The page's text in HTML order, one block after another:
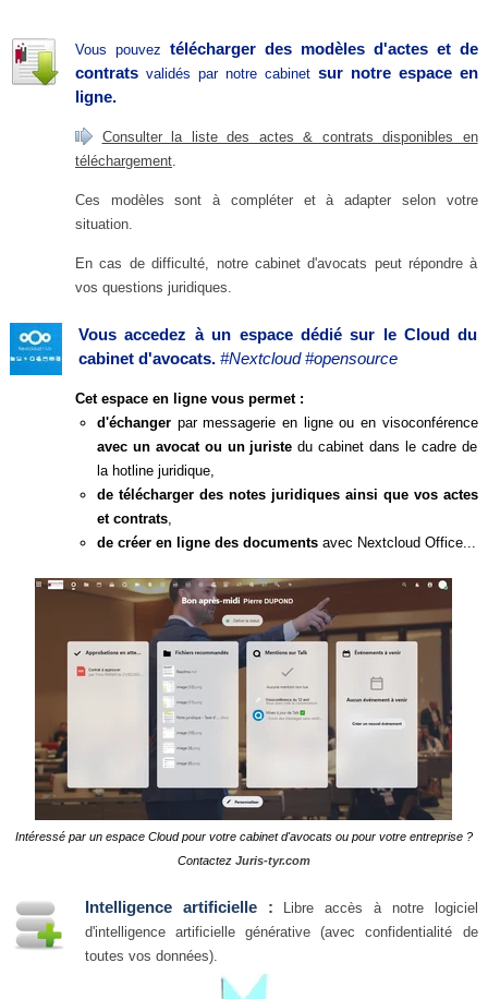
Vous pouvez télécharger des modèles d'actes et de
contrats validés par notre cabinet sur notre espace en
ligne.
Consulter la liste des actes & contrats disponibles en
téléchargement
Ces modèles sont à compléter et à adapter selon votre
situation.
En cas de difficulté, notre cabinet d'avocats peut répondre à
vos questions juridiques.
Vous accedez à un espace dédié sur le Cloud du
cabinet d'avocats. #Nextcloud #opensource
Cet espace en ligne vous permet :
d'échanger par messagerie en ligne ou en visoconférence
avec un avocat ou un juriste du cabinet dans le cadre de
la hotline juridique,
de télécharger des notes juridiques ainsi que vos actes
et contrats
de créer en ligne des documents avec Nextcloud Office...
Intéressé par un espace Cloud pour votre cabinet d'avocats ou pour votre entreprise ?
Contactez Juris-tyr.com
Intelligence artificielle :
Libre accès à notre logiciel
d'intelligence artificielle générative (avec confidentialité de
toutes vos données).